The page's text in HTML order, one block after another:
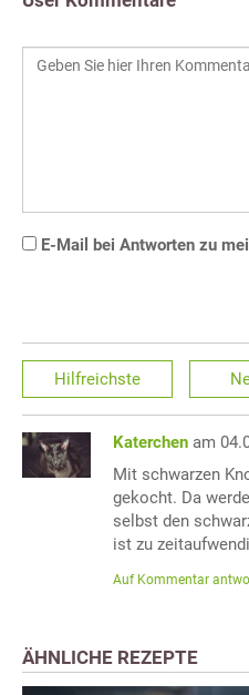
E-Mail bei Antworten zu
Hilfreichste
Katerchen am
Mit schwarzen
gekocht. Da
selbst den
ist zu
Auf Kommentar
ÄHNLICHE REZEPTE